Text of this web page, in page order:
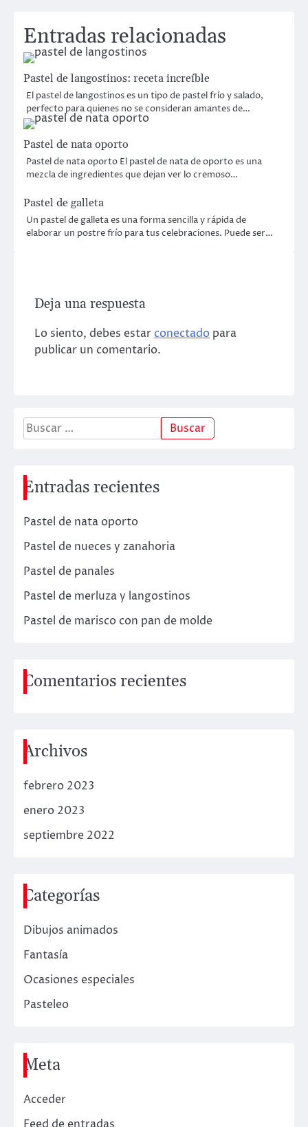
entradas
Entradas relacionadas
Pastel de langostinos: receta increíble
El pastel de langostinos es un tipo de pastel frío y salado,
perfecto para quienes no se consideran amantes de…
Pastel de nata oporto
Pastel de nata oporto El pastel de nata de oporto es una
mezcla de ingredientes que dejan ver lo cremoso…
Pastel de galleta
Un pastel de galleta es una forma sencilla y rápida de
elaborar un postre frío para tus celebraciones. Puede ser…
Deja una respuesta
Lo siento, debes estar conectado para
publicar un comentario.
Buscar:
Entradas recientes
Pastel de nata oporto
Pastel de nueces y zanahoria
Pastel de panales
Pastel de merluza y langostinos
Pastel de marisco con pan de molde
Comentarios recientes
Archivos
febrero 2023
enero 2023
septiembre 2022
Categorías
Dibujos animados
Fantasía
Ocasiones especiales
Pasteleo
Meta
Acceder